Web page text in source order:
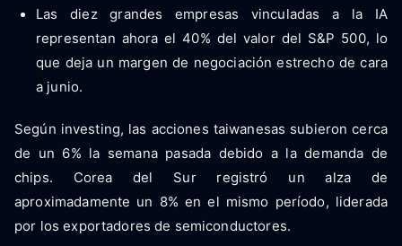
Las diez grandes empresas vinculadas a la IA
representan ahora el 40% del valor del S&P 500, lo
que deja un margen de negociación estrecho de cara
a junio.
Según investing, las acciones taiwanesas subieron cerca
de un 6% la semana pasada debido a la demanda de
chips. Corea del Sur registró un alza de
aproximadamente un 8% en el mismo período, liderada
por los exportadores de semiconductores.